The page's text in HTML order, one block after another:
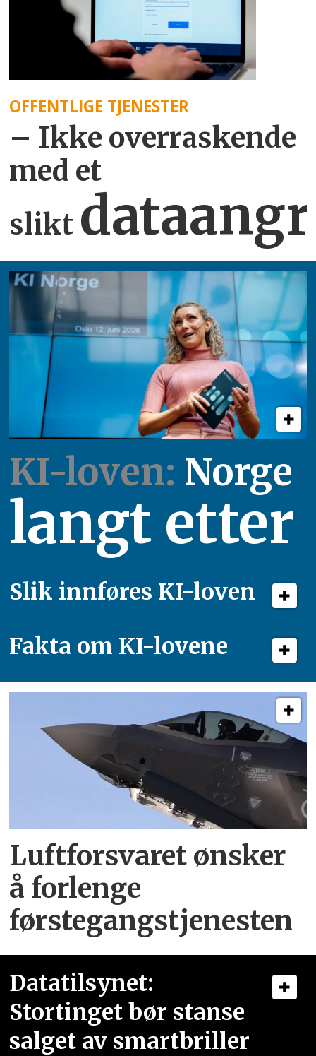
OFFENTLIGE TJENESTER
– Ikke overraskende
med et
slikt
KI-loven: Norge
langt etter
Slik innføres KI-loven
Fakta om KI-lovene
Luftforsvaret ønsker
å forlenge
førstegangstjenesten
Datatilsynet:
Stortinget bør stanse
salget av smartbriller